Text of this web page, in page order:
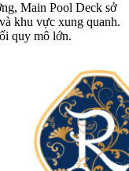
Main Pool Deck sở
khu vực xung quanh.
quy mô lớn.